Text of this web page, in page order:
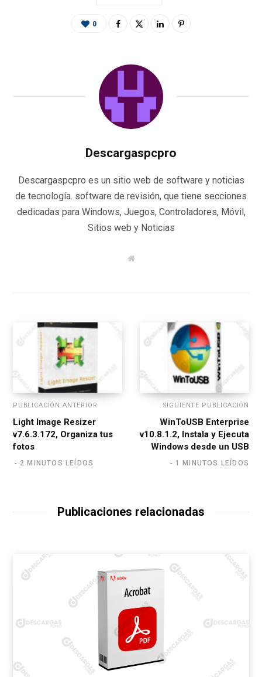
0
Descargaspcpro
Descargaspcpro es un sitio web de software y noticias
de tecnología. software de revisión, que tiene secciones
dedicadas para Windows, Juegos, Controladores, Móvil,
Sitios web y Noticias
W
PUBLICACIÓN ANTERIOR
Light Image Resizer
v7.6.3.172, Organiza tus
fotos
2 MINUTOS LEÍDOS
SIGUIENTE PUBLICACIÓN
WinToUSB Enterprise
v10.8.1.2, Instala y Ejecuta
Windows desde un USB
1 MINUTOS LEÍDOS
Publicaciones relacionadas